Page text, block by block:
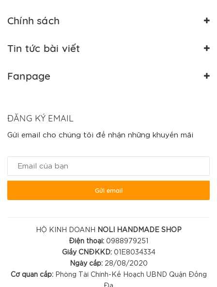
Chính sách
Tin tức bài viết
Fanpage
ĐĂNG KÝ EMAIL
Gửi email cho chúng tôi để nhận những khuyến mãi
Gửi email
HỘ KINH DOANH
NOLI HANDMADE SHOP
Điện thoại: 0988979251
Giấy CNĐKKD:01E8034334
Ngày cấp:28/08/2020
Cơ quan cấp:Phòng Tài Chính-Kế Hoạch UBND Quận Đống